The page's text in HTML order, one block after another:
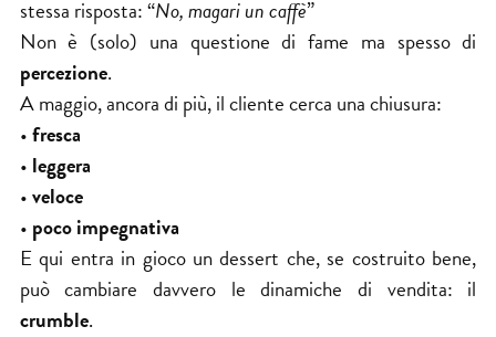
stessa risposta: “No, magari un caffè”
Non è (solo) una questione di fame ma spesso di
percezione.
A maggio, ancora di più, il cliente cerca una chiusura:
•fresca
• leggera
•veloce
• poco impegnativa
E qui entra in gioco un dessert che, se costruito bene,
può cambiare davvero le dinamiche di vendita: il
crumble.